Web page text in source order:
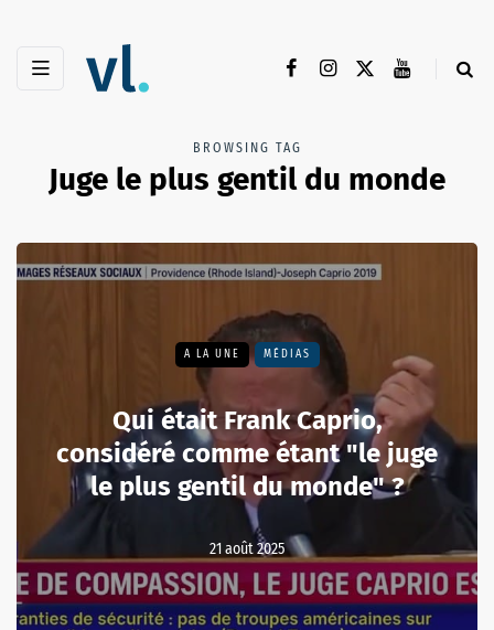
BROWSING TAG
Juge le plus gentil du monde
A LA UNE MÉDIAS
Qui était Frank Caprio,
considéré comme étant "le juge
le plus gentil du monde" ?
21 août 2025